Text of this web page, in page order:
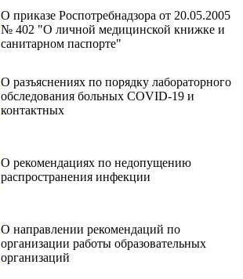
О приказе Роспотребнадзора от 20.05.2005
№ 402 "О личной медицинской книжке и
санитарном паспорте"
О разъяснениях по порядку лабораторного
обследования больных COVID-19 и
контактных
О рекомендациях по недопущению
распространения инфекции
О направлении рекомендаций по
организации работы образовательных
организаций